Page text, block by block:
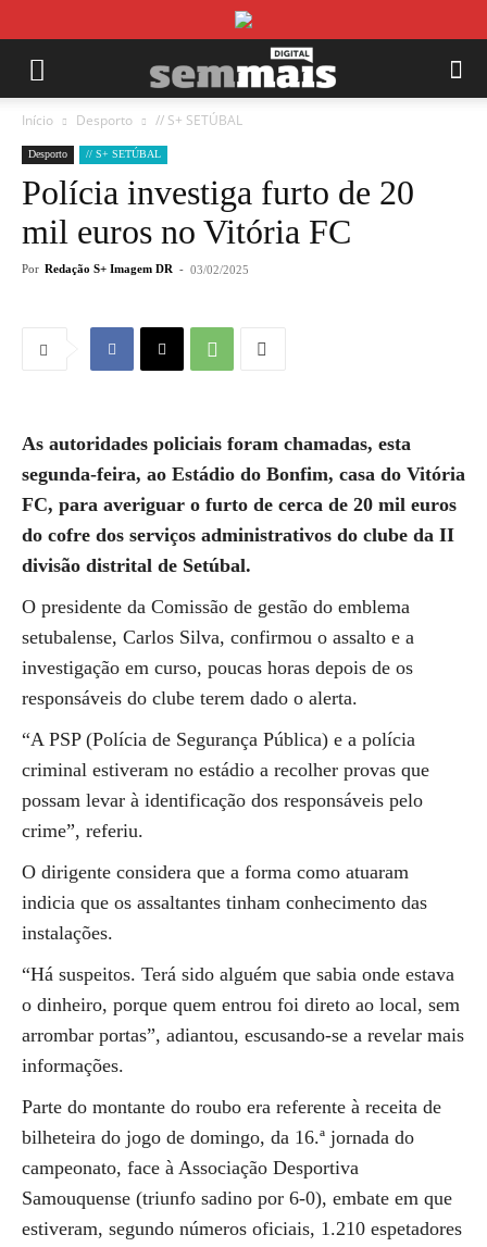
Início Desporto // S+ SETÚBAL
Desporto // S+ SETÚBAL
Polícia investiga furto de 20
mil euros no Vitória FC
Por Redação S+ Imagem DR - 03/02/2025
As autoridades policiais foram chamadas, esta
segunda-feira, ao Estádio do Bonfim, casa do Vitória
FC, para averiguar o furto de cerca de 20 mil euros
do cofre dos serviços administrativos do clube da II
divisão distrital de Setúbal.
O presidente da Comissão de gestão do emblema
setubalense, Carlos Silva, confirmou o assalto e a
investigação em curso, poucas horas depois de os
responsáveis do clube terem dado o alerta.
“A PSP (Polícia de Segurança Pública) e a polícia
criminal estiveram no estádio a recolher provas que
possam levar à identificação dos responsáveis pelo
crime”, referiu.
O dirigente considera que a forma como atuaram
indicia que os assaltantes tinham conhecimento das
instalações.
“Há suspeitos. Terá sido alguém que sabia onde estava
o dinheiro, porque quem entrou foi direto ao local, sem
arrombar portas”, adiantou, escusando-se a revelar mais
informações.
Parte do montante do roubo era referente à receita de
bilheteira do jogo de domingo, da 16.ª jornada do
campeonato, face à Associação Desportiva
Samouquense (triunfo sadino por 6-0), embate em que
estiveram, segundo números oficiais, 1.210 espetadores